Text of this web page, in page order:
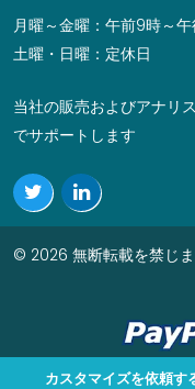
カスタマイズを依頼す
月曜～金曜：午前9時～
土曜・日曜：定休日
当社の販売およびアナリ
でサポートします
© 2026 無断転載を禁じま